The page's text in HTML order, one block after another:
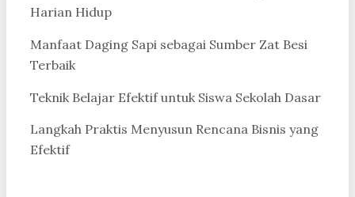
Harian Hidup
Manfaat Daging Sapi sebagai Sumber Zat Besi
Terbaik
Teknik Belajar Efektif untuk Siswa Sekolah Dasar
Langkah Praktis Menyusun Rencana Bisnis yang
Efektif